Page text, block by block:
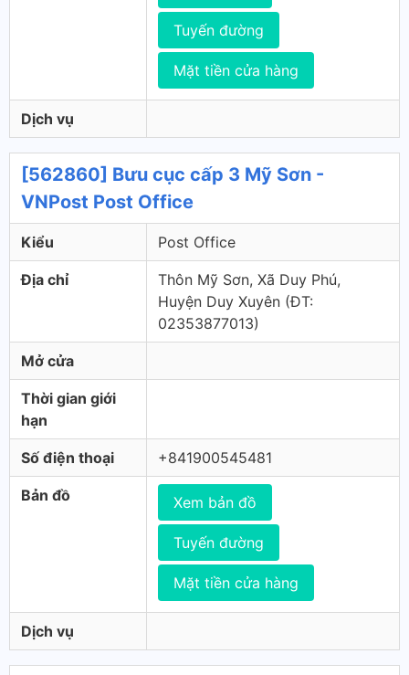
Tuyến đường
Mặt tiền cửa hàng
Dịch vụ
[562860] Bưu cục cấp 3 Mỹ Sơn -
VNPost Post Office
Kiểu Post Office
Địa chỉ
Thôn Mỹ Sơn, Xã Duy Phú,
Huyện Duy Xuyên (ÐT:
02353877013)
Mở cửa
Thời gian giới
hạn
Số điện thoại +841900545481
Bản đồ Xem bản đồ
Tuyến đường
Mặt tiền cửa hàng
Dịch vụ